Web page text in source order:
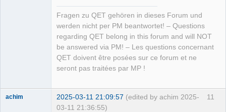
Fragen zu QET gehören in dieses Forum und
werden nicht per PM beantwortet! – Questions
regarding QET belong in this forum and will NOT
be answered via PM! – Les questions concernant
QET doivent être posées sur ce forum et ne
seront pas traitées par MP !
11
achim 2025-03-11 21:09:57 (edited by achim 2025-
03-11 21:36:55)